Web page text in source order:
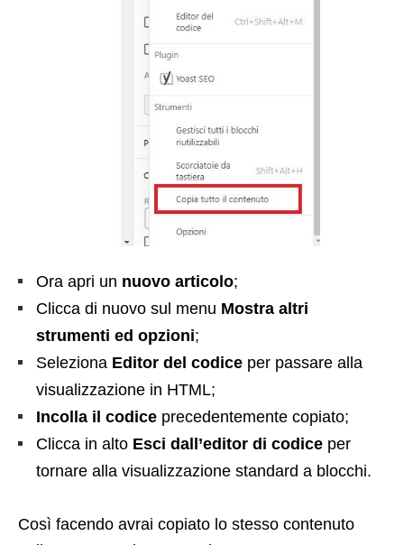
Ora apri un nuovo articolo;
Clicca di nuovo sul menu Mostra altri
strumenti ed opzioni;
Seleziona Editor del codice per passare alla
visualizzazione in HTML;
Incolla il codice precedentemente copiato;
Clicca in alto Esci dall’editor di codice per
tornare alla visualizzazione standard a blocchi.
Così facendo avrai copiato lo stesso contenuto